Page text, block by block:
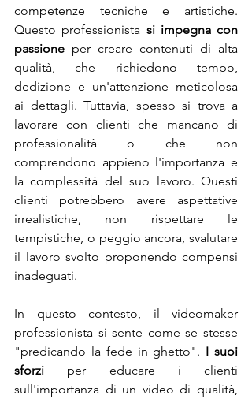
competenze tecniche e artistiche.
Questo professionista si impegna con
passione per creare contenuti di alta
qualità, che richiedono tempo,
dedizione e un'attenzione meticolosa
ai dettagli. Tuttavia, spesso si trova a
lavorare con clienti che mancano di
professionalità o che non
comprendono appieno l'importanza e
la complessità del suo lavoro. Questi
clienti potrebbero avere aspettative
irrealistiche, non rispettare le
tempistiche, o peggio ancora, svalutare
il lavoro svolto proponendo compensi
inadeguati.
In questo contesto, il videomaker
professionista si sente come se stesse
"predicando la fede in ghetto". I suoi
sforzi per educare i clienti
sull'importanza di un video di qualità,